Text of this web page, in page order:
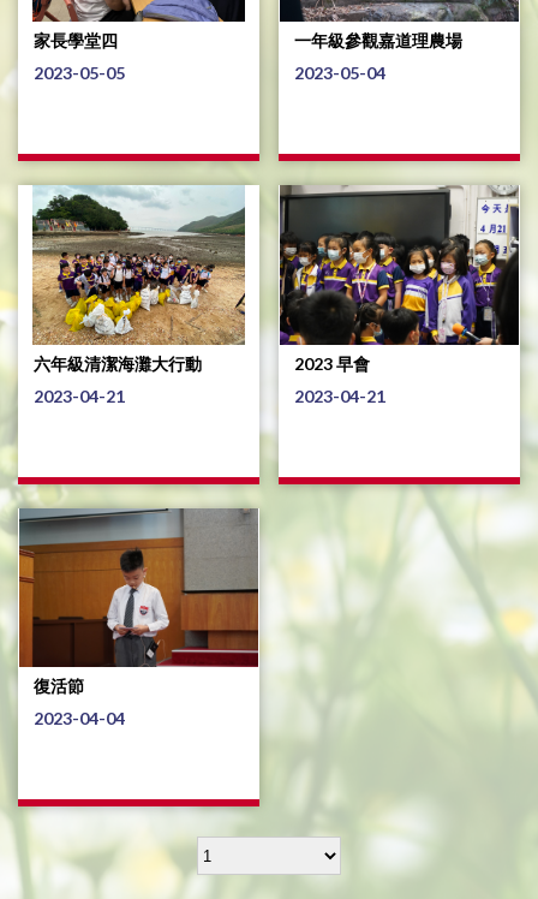
家長學堂四
2023-05-05
一年級參觀嘉道理農場
2023-05-04
六年級清潔海灘大行動
2023-04-21
2023 早會
2023-04-21
復活節
2023-04-04